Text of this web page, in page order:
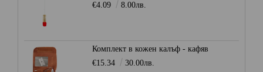
€4.09
8.00лв.
Комплект в кожен калъф - кафяв
€15.34
30.00лв.